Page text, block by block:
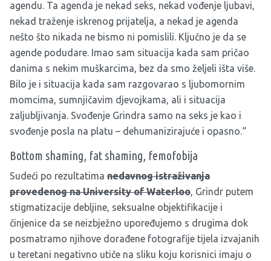
agendu. Ta agenda je nekad seks, nekad vođenje ljubavi,
nekad traženje iskrenog prijatelja, a nekad je agenda
nešto što nikada ne bismo ni pomislili. Ključno je da se
agende podudare. Imao sam situacija kada sam pričao
danima s nekim muškarcima, bez da smo željeli išta više.
Bilo je i situacija kada sam razgovarao s ljubomornim
momcima, sumnjičavim djevojkama, ali i situacija
zaljubljivanja. Svođenje Grindra samo na seks je kao i
svođenje posla na platu – dehumanizirajuće i opasno.“
Bottom shaming, fat shaming, femofobija
Sudeći po rezultatima nedavnog istraživanja
provedenog na University of Waterloo, Grindr putem
stigmatizacije debljine, seksualne objektifikacije i
činjenice da se neizbježno upoređujemo s drugima dok
posmatramo njihove dorađene fotografije tijela izvajanih
u teretani negativno utiče na sliku koju korisnici imaju o